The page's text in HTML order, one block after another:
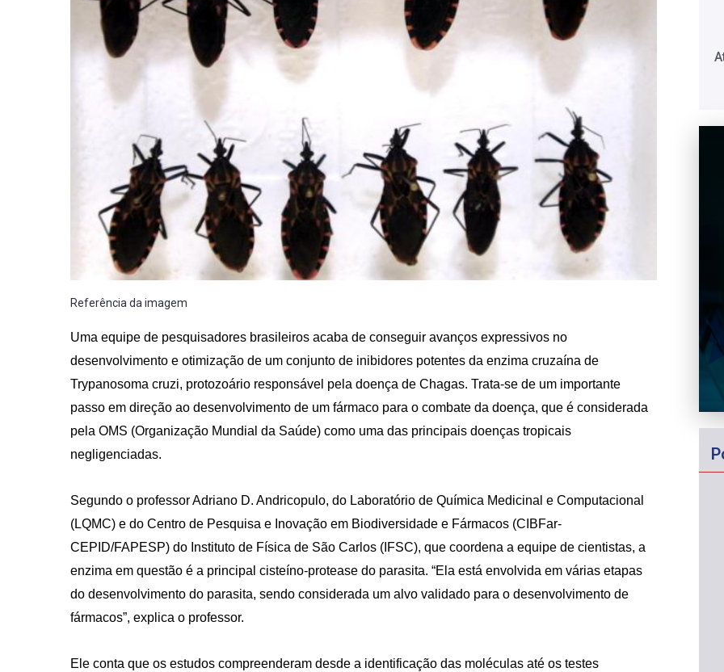
Referência da imagem
Uma equipe de pesquisadores brasileiros acaba de conseguir avanços expressivos no
desenvolvimento e otimização de um conjunto de inibidores potentes da enzima cruzaína de
Trypanosoma cruzi, protozoário responsável pela doença de Chagas. Trata-se de um importante
passo em direção ao desenvolvimento de um fármaco para o combate da doença, que é considerada
pela OMS (Organização Mundial da Saúde) como uma das principais doenças tropicais
negligenciadas.
Segundo o professor Adriano D. Andricopulo, do Laboratório de Química Medicinal e Computacional
(LQMC) e do Centro de Pesquisa e Inovação em Biodiversidade e Fármacos (CIBFar-
CEPID/FAPESP) do Instituto de Física de São Carlos (IFSC), que coordena a equipe de cientistas, a
enzima em questão é a principal cisteíno-protease do parasita. “Ela está envolvida em várias etapas
do desenvolvimento do parasita, sendo considerada um alvo validado para o desenvolvimento de
fármacos”, explica o professor.
Ele conta que os estudos compreenderam desde a identificação das moléculas até os testes